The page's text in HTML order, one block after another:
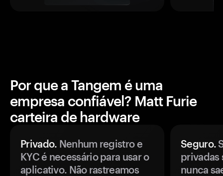
Por que a Tangem é uma
empresa confiável? Matt Furie
carteira de hardware
Privado. Nenhum registro e
KYC é necessário para usar o
aplicativo. Não rastreamos
Seguro.
privadas
nunca